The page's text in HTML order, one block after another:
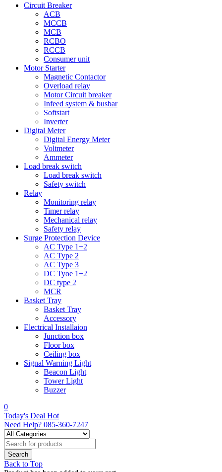
Circuit Breaker
ACB
MCCB
MCB
RCBO
RCCB
Consumer unit
Motor Starter
Magnetic Contactor
Overload relay
Motor Circuit breaker
Infeed system & busbar
Softstart
Inverter
Digital Meter
Digital Energy Meter
Voltmeter
Ammeter
Load break switch
Load break switch
Safety switch
Relay
Monitoring relay
Timer relay
Mechanical relay
Safety relay
Surge Protection Device
AC Type 1+2
AC Type 2
AC Type 3
DC Tyoe 1+2
DC type 2
MCR
Basket Tray
Basket Tray
Accessory
Electrical Installaion
Junction box
Floor box
Ceiling box
Signal Warning Light
Beacon Light
Tower Light
Buzzer
0
Today's Deal Hot
Need Help? 085-360-7247
Back to Top